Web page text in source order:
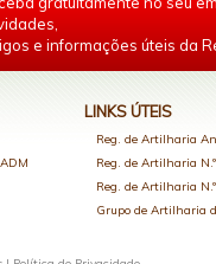
e informações úteis da
LINKS ÚTEIS
Reg. de Artilharia
Reg. de Artilharia
Reg. de Artilharia
Grupo de Artilharia